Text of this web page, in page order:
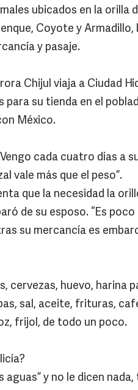
ubicados en la orilla
Coyote y
y pasaje.
Chijul viaja a Ciudad
su tienda en el
México.
cada cuatro días a
vale más que el peso”.
que la necesidad la
de su esposo. “Es
su mercancía es
cervezas, huevo, harina
sal, aceite, frituras,
frijol, de todo un poco.
y no le dicen